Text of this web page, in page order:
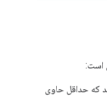
است:
که حداقل حاوی